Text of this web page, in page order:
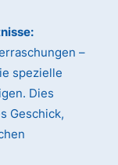
–
spezielle
Dies
Geschick,